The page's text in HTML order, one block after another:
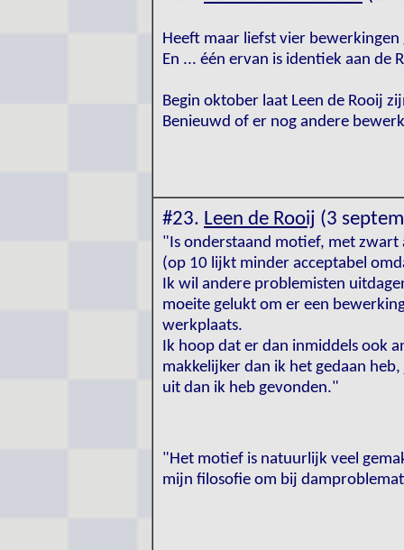
Heeft maar liefst vier
En ... één ervan is identiek aan
Begin oktober laat Leen de Rooij
Benieuwd of er nog andere
#23. Leen de Rooij (3
"Is onderstaand motief, met
(op 10 lijkt minder acceptabel
Ik wil andere problemisten
moeite gelukt om er een
werkplaats.
Ik hoop dat er dan inmiddels ook
makkelijker dan ik het gedaan
uit dan ik heb gevonden."
"Het motief is natuurlijk veel
mijn filosofie om bij